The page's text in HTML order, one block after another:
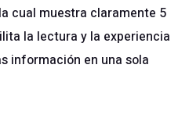
cual muestra claramente 5
la lectura y la experiencia
información en una sola